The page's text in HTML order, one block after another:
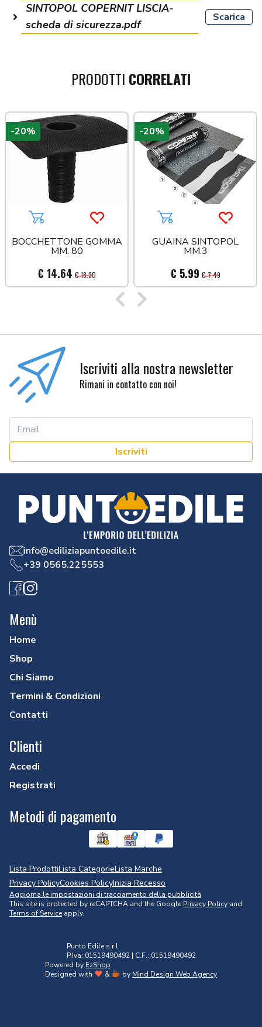
SINTOPOL COPERNIT LISCIA-
scheda di sicurezza.pdf
Scarica
PRODOTTI CORRELATI
più tardi
Aggiungi al carrelloAcquista più tardi
BOCCHETTONE GOMMA
MM. 80
€ 14.64 € 18.30
-20%
Aggiungi al carrello
GUAINA SINTOPOL
MM.3
€ 5.99 € 7.49
-20%
Iscriviti alla nostra newsletter
Rimani in contatto con noi!
Iscriviti
info@ediliziapuntoedile.it
+39 0565.225553
Facebook
Instagram
Menù
Home
Shop
Chi Siamo
Termini & Condizioni
Contatti
Clienti
Accedi
Registrati
Metodi di pagamento
Lista ProdottiLista CategorieLista Marche
Privacy PolicyCookies PolicyInizia Recesso
Aggiorna le impostazioni di tracciamento della pubblicità
This site is protected by reCAPTCHA and the Google Privacy Policy and
Terms of Service apply.
Punto Edile s.r.l.
P.Iva: 01519490492 | C.F.: 01519490492
Powered by EzShop
Designed with
& by Mind Design Web Agency